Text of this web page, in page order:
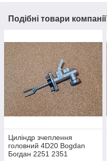
Подібні товари компанії
Циліндр зчеплення
головний 4D20 Bogdan
Богдан 2251 2351